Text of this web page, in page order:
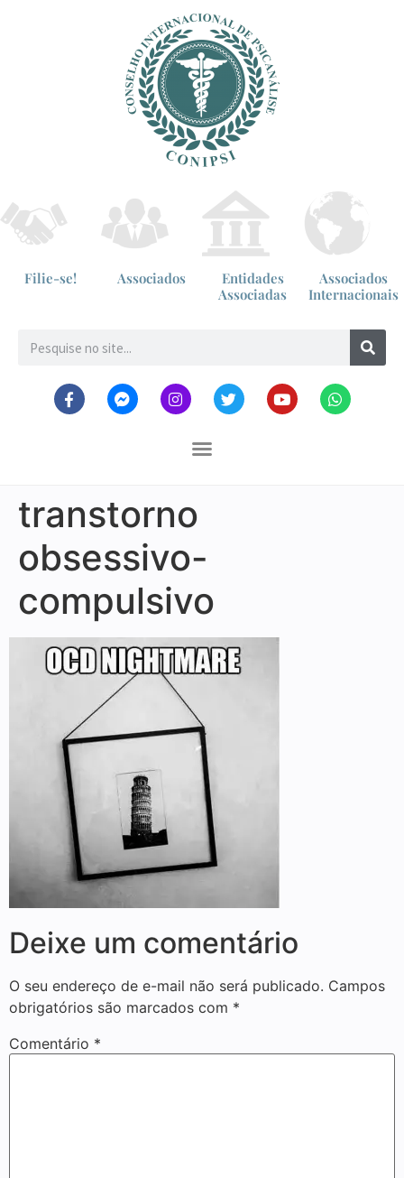
Filie-se! Associados
Entidades
Associadas
Associados
Internacionais
transtorno
obsessivo-
compulsivo
Deixe um comentário
O seu endereço de e-mail não será publicado. Campos
obrigatórios são marcados com *
Comentário *